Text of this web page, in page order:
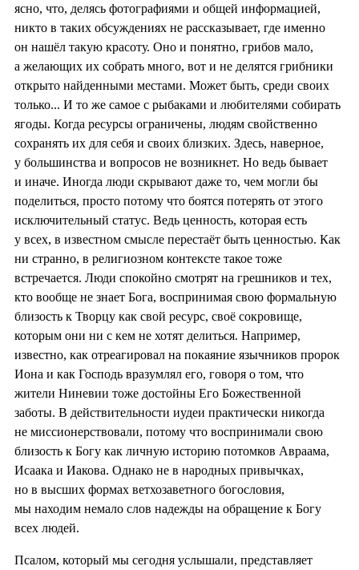
ясно, что, делясь фотографиями и общей информацией,
никто в таких обсуждениях не рассказывает, где именно
он нашёл такую красоту. Оно и понятно, грибов мало,
а желающих их собрать много, вот и не делятся грибники
открыто найденными местами. Может быть, среди своих
только... И то же самое с рыбаками и любителями собирать
ягоды. Когда ресурсы ограничены, людям свойственно
сохранять их для себя и своих близких. Здесь, наверное,
у большинства и вопросов не возникнет. Но ведь бывает
и иначе. Иногда люди скрывают даже то, чем могли бы
поделиться, просто потому что боятся потерять от этого
исключительный статус. Ведь ценность, которая есть
у всех, в известном смысле перестаёт быть ценностью. Как
ни странно, в религиозном контексте такое тоже
встречается. Люди спокойно смотрят на грешников и тех,
кто вообще не знает Бога, воспринимая свою формальную
близость к Творцу как свой ресурс, своё сокровище,
которым они ни с кем не хотят делиться. Например,
известно, как отреагировал на покаяние язычников пророк
Иона и как Господь вразумлял его, говоря о том, что
жители Ниневии тоже достойны Его Божественной
заботы. В действительности иудеи практически никогда
не миссионерствовали, потому что воспринимали свою
близость к Богу как личную историю потомков Авраама,
Исаака и Иакова. Однако не в народных привычках,
но в высших формах ветхозаветного богословия,
мы находим немало слов надежды на обращение к Богу
всех людей.
Псалом, который мы сегодня услышали, представляет